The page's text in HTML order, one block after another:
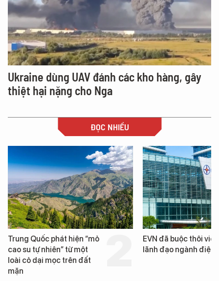
Ukraine dùng UAV đánh các kho hàng, gây
thiệt hại nặng cho Nga
ĐỌC NHIỀU
Trung Quốc phát hiện “mỏ
cao su tự nhiên” từ một
loài cỏ dại mọc trên đất
mặn
EVN đã buộc thôi việc
lãnh đạo ngành điện